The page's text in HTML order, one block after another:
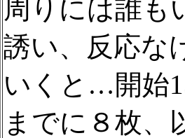
周りには誰も
誘い、反応な
いくと…開始
までに８枚、